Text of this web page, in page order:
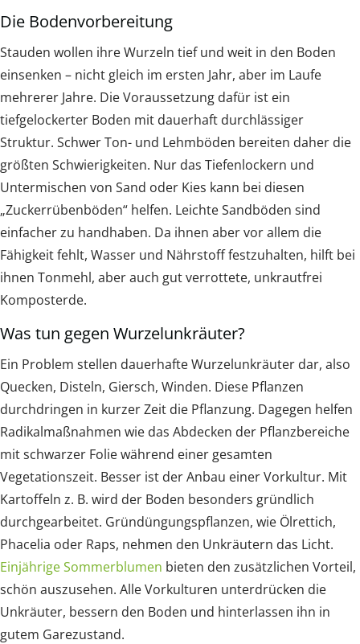
Die Bodenvorbereitung
Stauden wollen ihre Wurzeln tief und weit in den Boden
einsenken – nicht gleich im ersten Jahr, aber im Laufe
mehrerer Jahre. Die Voraussetzung dafür ist ein
tiefgelockerter Boden mit dauerhaft durchlässiger
Struktur. Schwer Ton- und Lehmböden bereiten daher die
größten Schwierigkeiten. Nur das Tiefenlockern und
Untermischen von Sand oder Kies kann bei diesen
„Zuckerrübenböden“ helfen. Leichte Sandböden sind
einfacher zu handhaben. Da ihnen aber vor allem die
Fähigkeit fehlt, Wasser und Nährstoff festzuhalten, hilft bei
ihnen Tonmehl, aber auch gut verrottete, unkrautfrei
Komposterde.
Was tun gegen Wurzelunkräuter?
Ein Problem stellen dauerhafte Wurzelunkräuter dar, also
Quecken, Disteln, Giersch, Winden. Diese Pflanzen
durchdringen in kurzer Zeit die Pflanzung. Dagegen helfen
Radikalmaßnahmen wie das Abdecken der Pflanzbereiche
mit schwarzer Folie während einer gesamten
Vegetationszeit. Besser ist der Anbau einer Vorkultur. Mit
Kartoffeln z. B. wird der Boden besonders gründlich
durchgearbeitet. Gründüngungspflanzen, wie Ölrettich,
Phacelia oder Raps, nehmen den Unkräutern das Licht.
Einjährige Sommerblumen bieten den zusätzlichen Vorteil,
schön auszusehen. Alle Vorkulturen unterdrücken die
Unkräuter, bessern den Boden und hinterlassen ihn in
gutem Garezustand.